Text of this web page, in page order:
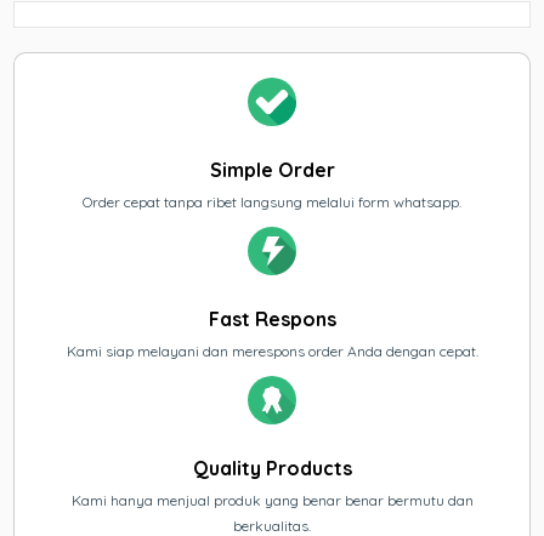
Simple Order
Order cepat tanpa ribet langsung melalui form whatsapp.
Fast Respons
Kami siap melayani dan merespons order Anda dengan cepat.
Quality Products
Kami hanya menjual produk yang benar benar bermutu dan
berkualitas.